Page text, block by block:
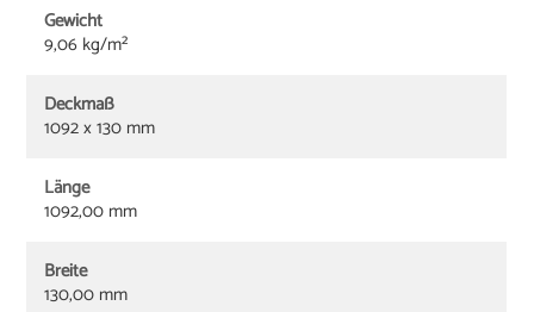
Gewicht
9,06 kg/m²
Deckmaß
1092 x 130 mm
Länge
1092,00 mm
Breite
130,00 mm